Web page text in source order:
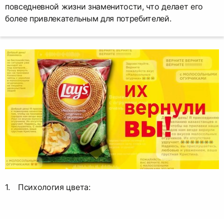
повседневной жизни знаменитости, что делает его
более привлекательным для потребителей.
Психология цвета: